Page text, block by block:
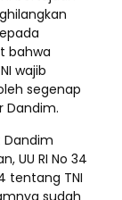
bahwa
wajib
segenap
Dandim.
Dandim
UU RI No 34
tentang TNI
sudah